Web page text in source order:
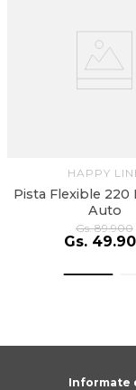
HAPPY
Pista Flexible 220
Auto
Gs. 89.900
Gs. 49.
Informate